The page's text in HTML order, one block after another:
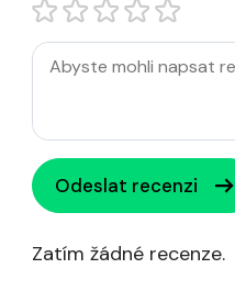
Odeslat recenzi
Zatím žádné recenze.